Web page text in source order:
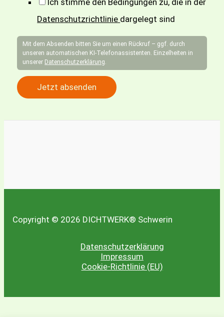
n
u
m
E
Ich stimme den Bedingungen zu, die in der
Datenschutzrichtlinie dargelegt sind
Mit dem Absenden bitten Sie um einen Rückruf – ggf. durch
unseren automatischen KI-Telefonassistenten. Einzelheiten in
unserer Datenschutzerklärung.
Jetzt absenden
Copyright © 2026 DICHTWERK® Schwerin
Datenschutzerklärung
Impressum
Cookie-Richtlinie (EU)